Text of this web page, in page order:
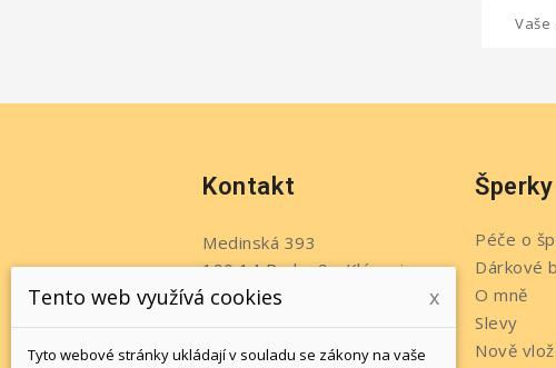
Kontakt
Medinská 393
190 14 Praha 9 - Klánovice
Česko
Telefon: +420 737 215 611
Šperky
Péče o
Dárkové
O mně
Slevy
Nově
Tento web využívá cookies x
Tyto webové stránky ukládají v souladu se zákony na vaše